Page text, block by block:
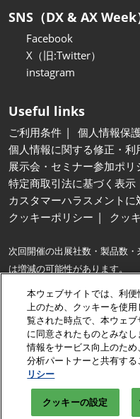
SNS（DX & AX Week
Facebook
X（旧:Twitter）
instagram
Useful links
ご利用条件
個人情報保
個人情報に関する修正・利
展示会・セミナー参加ポリ
特定商取引法に基づく表示
カスタマーハラスメント
クッキーポリシー
クッ
次回開催の出展社数・製品数
は増減の可能性があります。
※最大…同種の展示会との出展
※出展社数は、出展契約企業に
ナー企業数も含みます。
Copyright © RX Japan GK
本ウェブサイトでは、利
上のため、クッキーを使
覧された時点で、本ウェ
に同意されたものとみな
情報をサービス向上のため
分析パートナーと共有する
リシー
クッキーの設定